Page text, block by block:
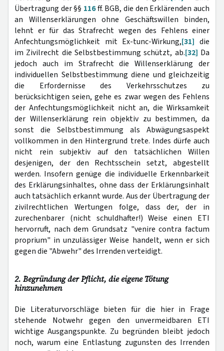
Übertragung der §§ 116ff. BGB, die den Erklärenden auch
an Willenserklärungen ohne Geschäftswillen binden,
lehnt er für das Strafrecht wegen des Fehlens einer
Anfechtungsmöglichkeit mit Ex-tunc-Wirkung,[31]die
im Zivilrecht die Selbstbestimmung schützt, ab.[32] Da
jedoch auch im Strafrecht die Willenserklärung der
individuellen Selbstbestimmung diene und gleichzeitig
die Erfordernisse des Verkehrsschutzes zu
berücksichtigen seien, gehe es zwar wegen des Fehlens
der Anfechtungsmöglichkeit nicht an, die Wirksamkeit
der Willenserklärung rein objektiv zu bestimmen, da
sonst die Selbstbestimmung als Abwägungsaspekt
vollkommen in den Hintergrund trete. Indes dürfe auch
nicht rein subjektiv auf den tatsächlichen Willen
desjenigen, der den Rechtsschein setzt, abgestellt
werden. Insofern genüge die individuelle Erkennbarkeit
des Erklärungsinhaltes, ohne dass der Erklärungsinhalt
auch tatsächlich erkannt wurde. Aus der Übertragung der
zivilrechtlichen Wertungen folge, dass der, der in
zurechenbarer (nicht schuldhafter!) Weise einen ETI
hervorruft, nach dem Grundsatz "venire contra factum
proprium" in unzulässiger Weise handelt, wenn er sich
gegen die "Abwehr" des Irrenden verteidigt.
2. Begründung der Pflicht, die eigene Tötung
hinzunehmen
Die Literaturvorschläge bieten für die hier in Frage
stehende Notwehr gegen den unvermeidbaren ETI
wichtige Ausgangspunkte. Zu begründen bleibt jedoch
noch, warum eine Entlastung zugunsten des Irrenden